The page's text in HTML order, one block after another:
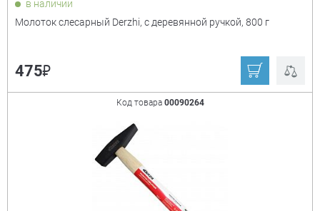
в наличии
Молоток слесарный Derzhi, с деревянной ручкой, 800 г
475₽
Код товара 00090264